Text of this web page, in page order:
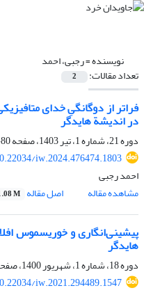
نویسنده =رجبی، احمد
تعداد مقالات: 2
فراتر از دوگانگیِ خدای
در اندیشة هایدگر
دوره 21، شماره 1، تیر 1403، صفحه
80-96
iw.2024.476474.1803
احمد رجبی
مشاهده مقاله
اصل مقاله M
پیشینی‌انگاری و خوریسموس
هایدگر
دوره 18، شماره 1، شهریور 1400، صفحه
iw.2021.294489.1547